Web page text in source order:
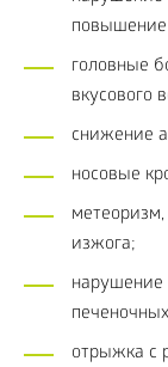
повышение
головные
вкусового
снижение
носовые
изжога;
нарушение
отрыжка с